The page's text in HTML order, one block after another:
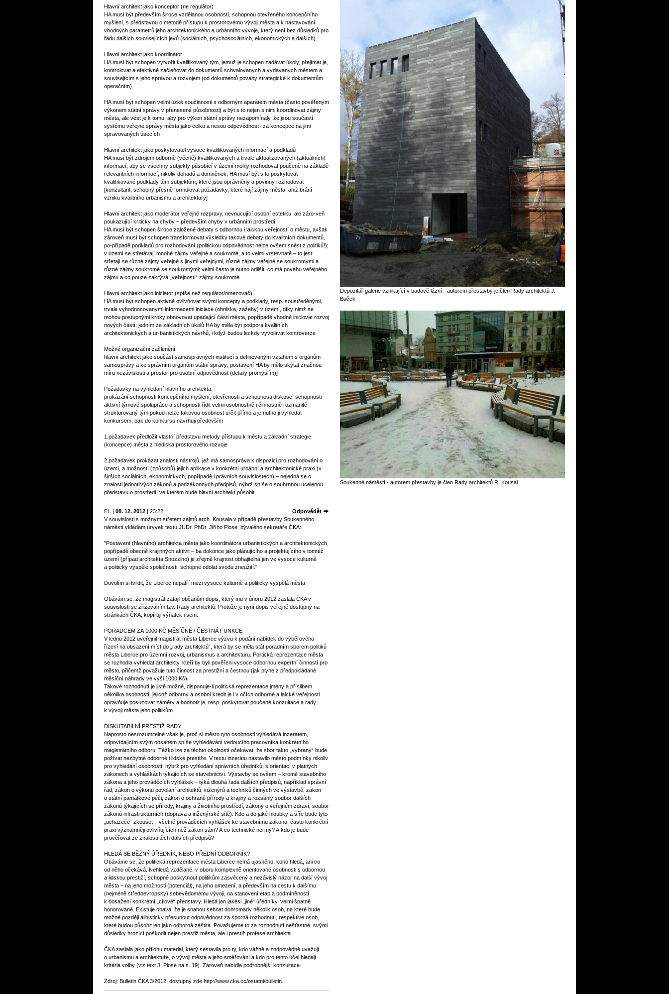
Hlavní architekt jako konceptor (ne regulátor)
HA musí být především široce vzdělanou osobností, schopnou otevřeného koncepčního
myšlení, s představou o metodě přístupu k prostorovému vývoji města a k nastavování
vhodných parametrů jeho architektonického a urbánního vývoje, který není bez důsledků pro
řadu dalších souvisejících jevů (sociálních, psychosociálních, ekonomických a dalších)
Hlavní architekt jako koordinátor
HA musí být schopen vytvořit kvalifikovaný tým, jemuž je schopen zadávat úkoly, přejímat je,
kontrolovat a efektivně začleňovat do dokumentů schvalovaných a vydávaných městem a
souvisejícím s jeho správou a rozvojem (od dokumentů povahy strategické k dokumentům
operačním)
HA musí být schopen velmi úzké součinnosti s odborným aparátem města (často pověřeným
výkonem státní správy v přenesené působnosti) a být s to nejen s nimi koordinovat zájmy
města, ale vést je k tomu, aby pro výkon státní správy nezapomínaly, že jsou součástí
systému veřejné správy města jako celku a nesou odpovědnost i za koncepce na jimi
spravovaných úsecích
Hlavní architekt jako poskytovatel vysoce kvalifikovaných informací a podkladů
HA musí být zdrojem odborně (věcně) kvalifikovaných a trvale aktualizovaných (aktuálních)
informací, aby se všechny subjekty působící v území mohly rozhodovat poučeně na základě
relevantních informací, nikoliv dohadů a domněnek; HA musí být s to poskytovat
kvalifikované podklady těm subjektům, které jsou oprávněny a povinny rozhodovat
[konzultant, schopný přesně formulovat požadavky, které hájí zájmy města, aniž brání
vzniku kvalitního urbanismu a architektury]
Hlavní architekt jako moderátor veřejné rozpravy, nevnucující osobní estetiku, ale záro-veň
poukazující kriticky na chyby – především chyby v urbánním prostředí
HA musí být schopen široce založené debaty s odbornou i laickou veřejností o městu, avšak
zároveň musí být schopen transformovat výsledky takové debaty do kvalitních dokumentů,
po-případě podkladů pro rozhodování (politickou odpovědnost nelze ovšem snést z politiků!);
v území se střetávají mnohé zájmy veřejné a soukromé, a to velmi vrstevnatě – to jest:
střetají se různé zájmy veřejné s jinými veřejnými, různé zájmy veřejné se soukromými a
různé zájmy soukromé se soukromými; velmi často je nutno odlišit, co má povahu veřejného
zájmu a co pouze zakrývá „veřejností“ zájmy soukromé
Hlavní architekt jako iniciátor (spíše než regulátor/omezovač)
HA musí být schopen aktivně ovlivňovat svými koncepty a podklady, resp. soustředěnými,
trvale vyhodnocovanými informacemi iniciace (ohniska, zážehy) v území, díky nimž se
mohou postupnými kroky obnovovat upadající části města, popřípadě vhodně iniciovat rozvoj
nových částí; jedním ze základních úkolů HA by měla být podpora kvalitních
architektonických a ur-banistických návrhů, i když budou leckdy vyvolávat kontroverze
Možné organizační začlenění:
hlavní architekt jako součást samosprávných institucí s definovaným vztahem s orgánům
samosprávy a ke správním orgánům státní správy; postavení HA by mělo skýtat značnou
míru nezávislosti a prostor pro osobní odpovědnost (detaily promýšlím)]
Požadavky na vyhledání hlavního architekta:
prokázání schopnosti koncepčního myšlení, otevřenosti a schopnosti diskuse, schopnosti
aktivní týmové spolupráce a schopnosti řídit velmi osobnostně i činnostně rozmanitě
strukturovaný tým pokud nelze takovou osobnost určit přímo a je nutno ji vyhledat
konkursem, pak do konkursu navrhuji především
1.požadavek předložit vlastní představu metody přístupu k městu a základní strategie
(koncepce) města z hlediska prostorového rozvoje
2.požadavek prokázat znalosti nástrojů, jež má samospráva k dispozici pro rozhodování o
území, a možností (způsobů) jejich aplikace v konkrétní urbánní a architektonické praxi (v
širších sociálních, ekonomických, popřípadě i právních souvislostech) – nejedná se o
znalosti jednotlivých zákonů a podzákonných předpisů, nýbrž spíše o souhrnnou ucelenou
představu o prostředí, ve kterém bude hlavní architekt působit
FL | 08. 12. 2012 | 23:22
Odpovědět
V souvislosti s možným střetem zájmů arch. Kousala v případě přestavby Soukenného
náměstí vkládám úryvek textu JUDr. PhDr. Jiřího Plose, bývalého sekretáře ČKA:
"Postavení (hlavního) architekta města jako koordinátora urbanistických a architektonických,
popřípadě obecně krajinných aktivit – ba dokonce jako plánujícího a projektujícího v tomtéž
území (případ architekta Snozziho) je zřejmě krajnost obhajitelná jen ve vysoce kulturně
a politicky vyspělé společnosti, schopné odolat svodu zneužití."
Dovolím si tvrdit, že Liberec nepatří mezi vysoce kulturně a politicky vyspělá města.
Obávám se, že magistrát zatajil občanům dopis, který mu v únoru 2012 zaslala ČKA v
souvislosti se zřizováním tzv. Rady architektů. Protože je nyní dopis veřejně dostupný na
stránkách ČKA, kopíruji výňatek i sem:
PORADCEM ZA 1000 KČ MĚSÍČNĚ / ČESTNÁ FUNKCE
V lednu 2012 uveřejnil magistrát města Liberce výzvu k podání nabídek do výběrového
řízení na obsazení míst do „rady architektů“, která by se měla stát poradním sborem politiků
města Liberce pro územní rozvoj, urbanismus a architekturu. Politická reprezentace města
se rozhodla vyhledat architekty, kteří by byli pověřeni vysoce odbornou expertní činností pro
město, přičemž považuje tuto činnost za prestižní a čestnou (jak plyne z předpokládané
měsíční náhrady ve výši 1000 Kč).
Takové rozhodnutí je jistě možné, disponuje-li politická reprezentace jmény a příslibem
několika osobností, jejichž odborný a osobní kredit je i v očích odborné a laické veřejnosti
opravňuje posuzovat záměry a hodnotit je, resp. poskytovat poučené konzultace a rady
k vývoji města jeho politikům.
DISKUTABILNÍ PRESTIŽ RADY
Naprosto nesrozumitelné však je, proč si město tyto osobnosti vyhledává inzerátem,
odpovídajícím svým obsahem spíše vyhledávání vedoucího pracovníka konkrétního
magistrátního odboru. Těžko lze za těchto okolností očekávat, že sbor takto „vybraný“ bude
požívat nezbytné odborné i lidské prestiže. V textu inzerátu nastavilo město podmínky nikoliv
pro vyhledání osobností, nýbrž pro vyhledání správních úředníků, s orientací v platných
zákonech a vyhláškách týkajících se stavebnictví. Výstavby se ovšem – kromě stavebního
zákona a jeho prováděcích vyhlášek – týká dlouhá řada dalších předpisů, například správní
řád, zákon o výkonu povolání architektů, inženýrů a techniků činných ve výstavbě, zákon
o státní památkové péči, zákon o ochraně přírody a krajiny a rozsáhlý soubor dalších
zákonů týkajících se přírody, krajiny a životního prostředí, zákony o veřejném zdraví, soubor
zákonů infrastrukturních (doprava a inženýrské sítě). Kdo a do jaké hloubky a šíře bude tyto
„uchazeče“ zkoušet – včetně prováděcích vyhlášek ke stavebnímu zákonu, často konkrétní
praxi významněji ovlivňujících než zákon sám? A co technické normy? A kdo je bude
prověřovat ze znalosti těch dalších předpisů?
HLEDÁ SE BĚŽNÝ ÚŘEDNÍK, NEBO PŘEDNÍ ODBORNÍK?
Obáváme se, že politická reprezentace města Liberce nemá ujasněno, koho hledá, ani co
od něho očekává. Nehledá vzdělané, v oboru komplexně orientované osobnosti s odbornou
a lidskou prestiží, schopné poskytnout politikům zasvěcený a nezávislý názor na další vývoj
města – na jeho možnosti (potenciál), na jeho omezení, a především na cestu k dalšímu
(nejméně středoevropsky) sebevědomému vývoji, na stanovení etap a podmíněností
k dosažení konkrétní „cílové“ představy. Hledá jen jakési „jiné“ úředníky, velmi špatně
honorované. Existuje obava, že je snahou sehnat dohromady několik osob, na které bude
možné později alibisticky přesunout odpovědnost za sporná rozhodnutí, respektive osob,
které budou působit jen jako odborná záštita. Považujeme to za rozhodnutí nešťastné, svými
důsledky hrozící poškodit nejen prestiž města, ale i prestiž profese architekta.
ČKA zaslala jako přílohu materiál, který sestavila pro ty, kdo vážně a zodpovědně uvažují
o urbanismu a architektuře, o vývoji města a jeho směřování a kdo pro tento účel hledají
kritéria volby (viz text J. Plose na s. 19). Zároveň nabídla podrobnější konzultace.
Zdroj: Bulletin ČKA 3/2012, dostupný zde http://www.cka.cc/ostatni/bulletin
Depozitář galerie vznikající v budově lázní - autorem přestavby je člen Rady architektů J.
Buček
Soukenné náměstí - autorem přestavby je člen Rady architektů R. Kousal